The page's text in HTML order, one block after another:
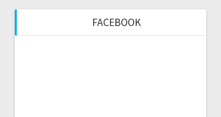
FACEBOOK